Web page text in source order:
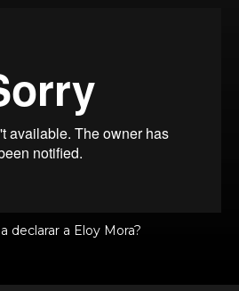
declarar a Eloy Mora?